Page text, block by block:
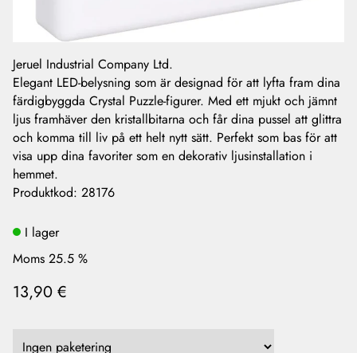
Jeruel Industrial Company Ltd.
Elegant LED-belysning som är designad för att lyfta fram dina
färdigbyggda Crystal Puzzle-figurer. Med ett mjukt och jämnt
ljus framhäver den kristallbitarna och får dina pussel att glittra
och komma till liv på ett helt nytt sätt. Perfekt som bas för att
visa upp dina favoriter som en dekorativ ljusinstallation i
hemmet.
Produktkod: 28176
I lager
Moms 25.5 %
13,90 €